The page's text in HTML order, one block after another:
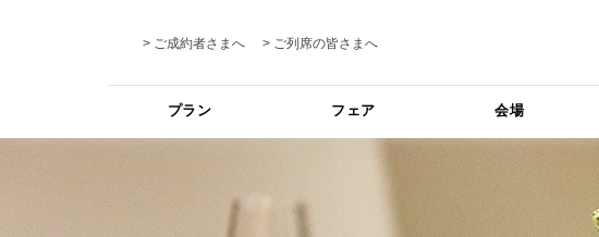
ご成約者さまへ ご列席の皆さまへ
プラン フェア 会場